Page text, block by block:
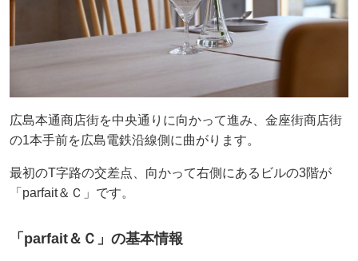
広島本通商店街を中央通りに向かって進み、金座街商店街
の1本手前を広島電鉄沿線側に曲がります。
最初のT字路の交差点、向かって右側にあるビルの3階が
「parfait＆Ｃ」です。
「parfait＆Ｃ」の基本情報